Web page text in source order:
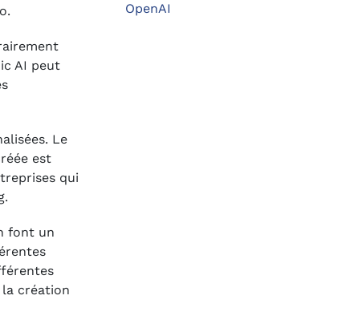
AI peut
Le
est
qui
font un
création
OpenAI